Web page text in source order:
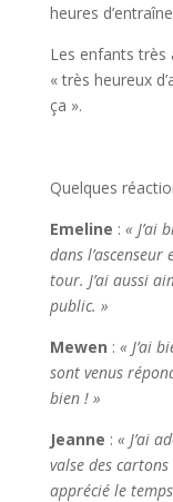
heures
Les enfants
« très heureux
ça ».
Quelques
Emeline : « J’ai
dans
tour. J’ai aussi
public. »
Mewen : « J’ai
sont venus
bien ! »
Jeanne : « J’ai
valse des cartons
apprécié le